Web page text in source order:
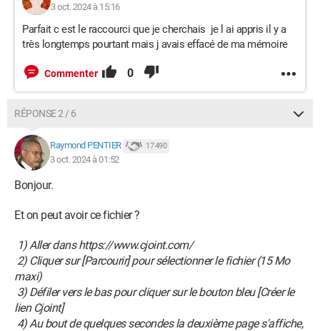
3 oct. 2024 à 15:16
Parfait c est le raccourci que je cherchais je l ai appris il y a
très longtemps pourtant mais j avais effacé de ma mémoire
Commenter 0
RÉPONSE 2 / 6
Raymond PENTIER 17 490
3 oct. 2024 à 01:52
Bonjour.
Et on peut avoir ce fichier ?
1) Aller dans https://www.cjoint.com/
2) Cliquer sur [Parcourir] pour sélectionner le fichier (15 Mo
maxi)
3) Défiler vers le bas pour cliquer sur le bouton bleu [Créer le
lien Cjoint]
4) Au bout de quelques secondes la deuxième page s'affiche,